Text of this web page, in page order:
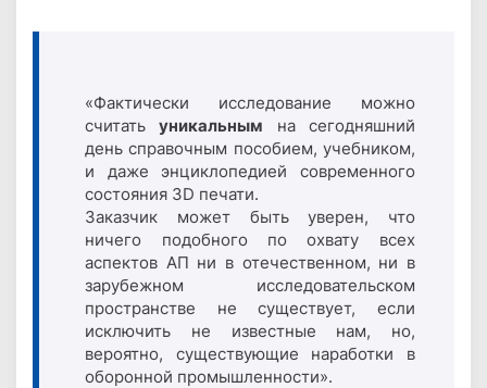
«Фактически исследование можно
считатьуникальным на сегодняшний
день справочным пособием, учебником,
и даже энциклопедией современного
состояния 3D печати.
Заказчик может быть уверен, что
ничего подобного по охвату всех
аспектов АП ни в отечественном, ни в
зарубежном исследовательском
пространстве не существует, если
исключить не известные нам, но,
вероятно, существующие наработки в
оборонной промышленности».